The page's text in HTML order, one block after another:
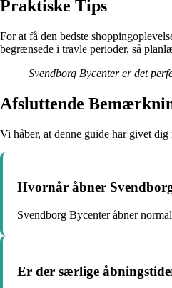
Praktiske Tips
For at få den bedste
begrænsede i travle perioder, så
Svendborg Bycenter er det
Afsluttende
Vi håber, at denne guide har givet
Hvornår åbner
Svendborg Bycenter åbner
Er der særlige